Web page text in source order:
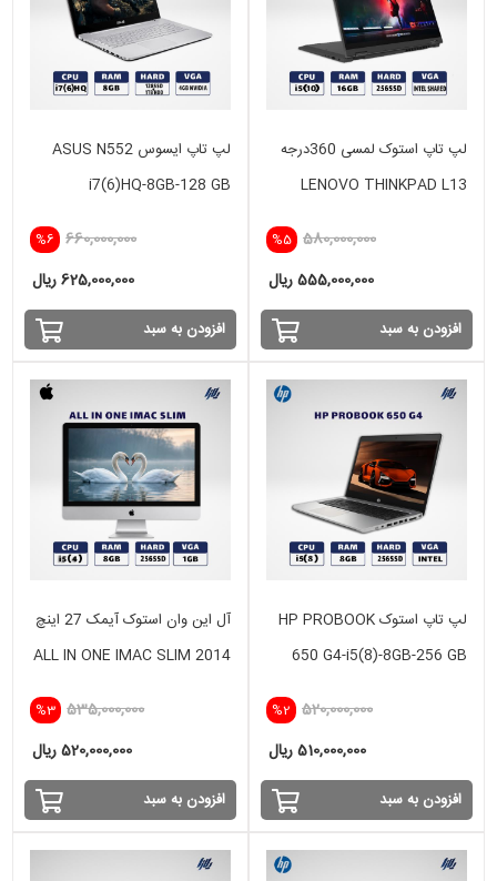
لپ تاپ استوک لمسی 360درجه
LENOVO THINKPAD L13
YOGA i5(10)-16GB-256SSD-
%5 580,000,000
555,000,000 ریال
افزودن به سبد
لپ تاپ ایسوس ASUS N552
i7(6)HQ-8GB-128 GB
SSD+1TB HDD-4GB NVIDIA
%6 660,000,000
625,000,000 ریال
افزودن به سبد
لپ تاپ استوک HP PROBOOK
650 G4-i5(8)-8GB-256 GB
%2 520,000,000
510,000,000 ریال
افزودن به سبد
آل این وان استوک آیمک 27 اینچ
ALL IN ONE IMAC SLIM 2014
i5(4) -8GB - 256GB SSD- 1
%3 535,000,000
520,000,000 ریال
افزودن به سبد